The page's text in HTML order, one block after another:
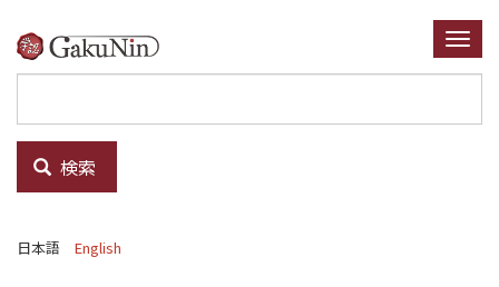
イ
ン
ン
テ
ツ
検索
日本語 English